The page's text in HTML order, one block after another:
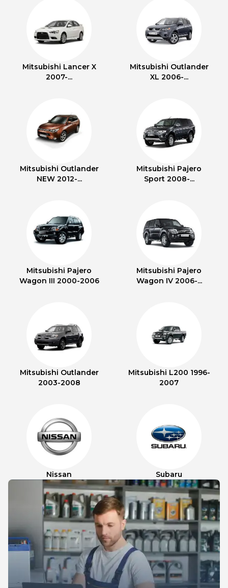
Mitsubishi Lancer X
2007-...
Mitsubishi Outlander
XL 2006-...
Mitsubishi Outlander
NEW 2012-...
Mitsubishi Pajero
Sport 2008-...
Mitsubishi Pajero
Wagon III 2000-2006
Mitsubishi Pajero
Wagon IV 2006-...
Mitsubishi Outlander
2003-2008
Mitsubishi L200 1996-
2007
Nissan Subaru